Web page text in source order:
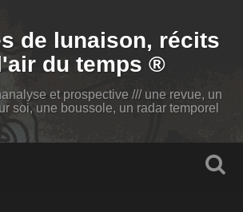
de lunaison, récits
du temps ®
et prospective /// une revue, un
soi, une boussole, un radar temporel